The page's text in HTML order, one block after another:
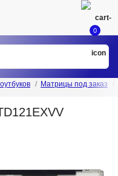
0
Матрицы под заказ